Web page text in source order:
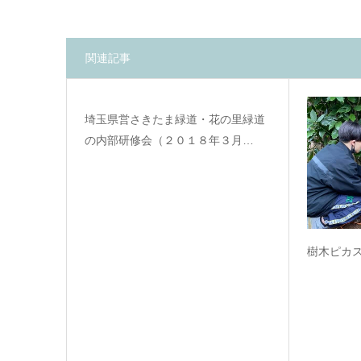
関連記事
埼玉県営さきたま緑道・花の里緑道
の内部研修会（２０１８年３月…
樹木ピカ